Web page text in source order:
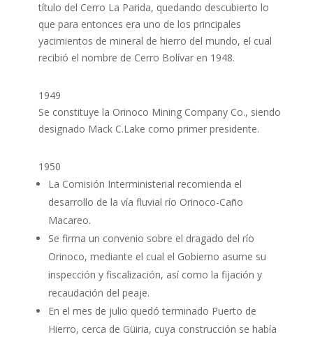
título del Cerro La Parida, quedando descubierto lo
que para entonces era uno de los principales
yacimientos de mineral de hierro del mundo, el cual
recibió el nombre de Cerro Bolívar en 1948.
1949
Se constituye la Orinoco Mining Company Co., siendo
designado Mack C.Lake como primer presidente.
1950
La Comisión Interministerial recomienda el
desarrollo de la vía fluvial río Orinoco-Caño
Macareo.
Se firma un convenio sobre el dragado del río
Orinoco, mediante el cual el Gobierno asume su
inspección y fiscalización, así como la fijación y
recaudación del peaje.
En el mes de julio quedó terminado Puerto de
Hierro, cerca de Güiria, cuya construcción se había